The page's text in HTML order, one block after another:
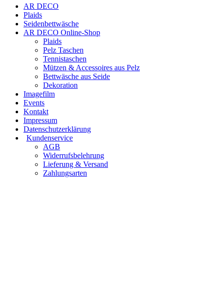
AR DECO
Plaids
Seidenbettwäsche
AR DECO Online-Shop
Plaids
Pelz Taschen
Tennistaschen
Mützen & Accessoires aus Pelz
Bettwäsche aus Seide
Dekoration
Imagefilm
Events
Kontakt
Impressum
Datenschutzerklärung
Kundenservice
AGB
Widerrufsbelehrung
Lieferung & Versand
Zahlungsarten